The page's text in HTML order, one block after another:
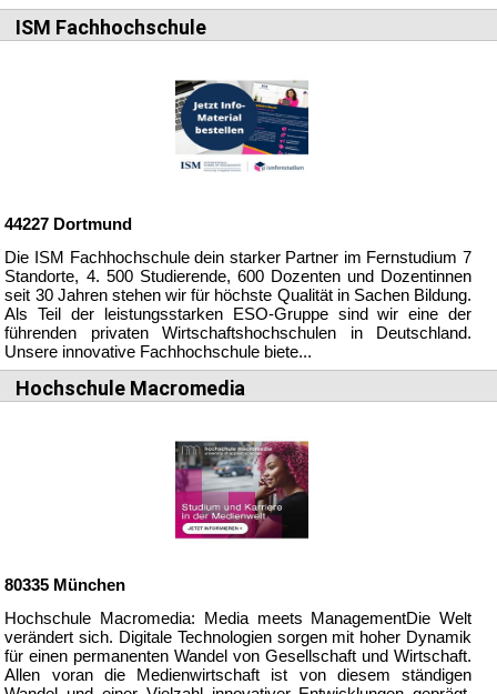
ISM Fachhochschule
44227 Dortmund
Die ISM Fachhochschule dein starker Partner im Fernstudium 7
Standorte, 4. 500 Studierende, 600 Dozenten und Dozentinnen
seit 30 Jahren stehen wir für höchste Qualität in Sachen Bildung.
Als Teil der leistungsstarken ESO-Gruppe sind wir eine der
führenden privaten Wirtschaftshochschulen in Deutschland.
Unsere innovative Fachhochschule biete...
Hochschule Macromedia
80335 München
Hochschule Macromedia: Media meets ManagementDie Welt
verändert sich. Digitale Technologien sorgen mit hoher Dynamik
für einen permanenten Wandel von Gesellschaft und Wirtschaft.
Allen voran die Medienwirtschaft ist von diesem ständigen